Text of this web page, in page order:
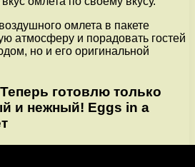
омлета в пакете
атмосферу и порадовать гостей
но и его оригинальной
готовлю только
и нежный! Eggs in a